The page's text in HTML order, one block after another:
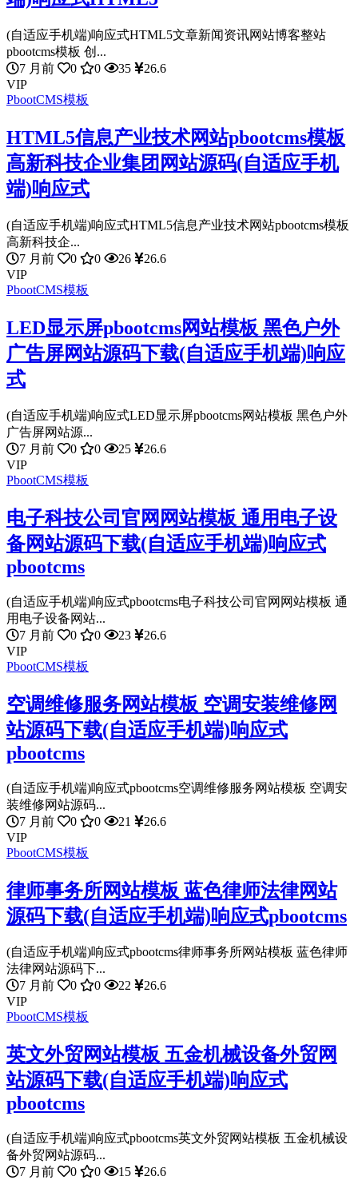
(自适应手机端)响应式HTML5文章新闻资讯网站博客整站
pbootcms模板 创...
7 月前
0 0 35
26.6
VIP
PbootCMS模板
HTML5信息产业技术网站pbootcms模板
高新科技企业集团网站源码(自适应手机
端)响应式
(自适应手机端)响应式HTML5信息产业技术网站pbootcms模板
高新科技企...
7 月前
0 0 26
26.6
VIP
PbootCMS模板
LED显示屏pbootcms网站模板 黑色户外
广告屏网站源码下载(自适应手机端)响应
式
(自适应手机端)响应式LED显示屏pbootcms网站模板 黑色户外
广告屏网站源...
7 月前
0 0 25
26.6
VIP
PbootCMS模板
电子科技公司官网网站模板 通用电子设
备网站源码下载(自适应手机端)响应式
pbootcms
(自适应手机端)响应式pbootcms电子科技公司官网网站模板 通
用电子设备网站...
7 月前
0 0 23
26.6
VIP
PbootCMS模板
空调维修服务网站模板 空调安装维修网
站源码下载(自适应手机端)响应式
pbootcms
(自适应手机端)响应式pbootcms空调维修服务网站模板 空调安
装维修网站源码...
7 月前
0 0 21
26.6
VIP
PbootCMS模板
律师事务所网站模板 蓝色律师法律网站
源码下载(自适应手机端)响应式pbootcms
(自适应手机端)响应式pbootcms律师事务所网站模板 蓝色律师
法律网站源码下...
7 月前
0 0 22
26.6
VIP
PbootCMS模板
英文外贸网站模板 五金机械设备外贸网
站源码下载(自适应手机端)响应式
pbootcms
(自适应手机端)响应式pbootcms英文外贸网站模板 五金机械设
备外贸网站源码...
7 月前
0 0 15
26.6